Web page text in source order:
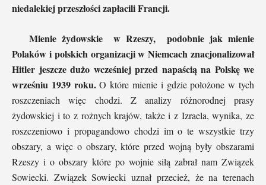
niedalekiej przeszłości zapłacili Francji.
Mienie żydowskie w Rzeszy, podobnie jak mienie
Polaków i polskich organizacji w Niemcach znacjonalizował
Hitler jeszcze dużo wcześniej przed napaścią na Polskę we
wrześniu 1939 roku.O które mienie i gdzie położone w tych
roszczeniach więc chodzi. Z analizy różnorodnej prasy
żydowskiej i to z rożnych krajów, także i z Izraela, wynika, ze
roszczeniowo i propagandowo chodzi im o te wszystkie trzy
obszary, a więc o obszary, które przed wojną były obszarami
Rzeszy i o obszary które po wojnie siłą zabrał nam Związek
Sowiecki. Związek Sowiecki uznał przecież, że na terenach